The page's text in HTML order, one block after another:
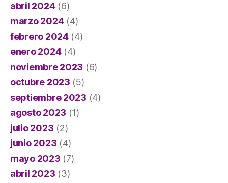
abril 2024(6)
marzo 2024(4)
febrero 2024(4)
enero 2024(4)
noviembre 2023 (6)
octubre 2023 (5)
septiembre 2023 (4)
agosto 2023 (1)
julio 2023 (2)
junio 2023 (4)
mayo 2023 (7)
abril 2023 (3)